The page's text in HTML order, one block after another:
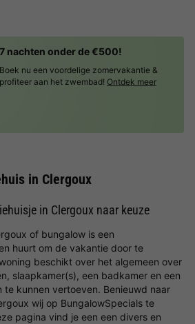
7 nachten onder de €500!
Boek nu een voordelige zomervakantie &
profiteer aan het zwembad! Ontdek meer
in Clergoux
in Clergoux naar keuze
of bungalow is een
huurt om de vakantie door te
beschikt over het algemeen over
slaapkamer(s), een badkamer en een
kunnen vertoeven. Benieuwd naar
wij op BungalowSpecials te
pagina vind je een een divers en